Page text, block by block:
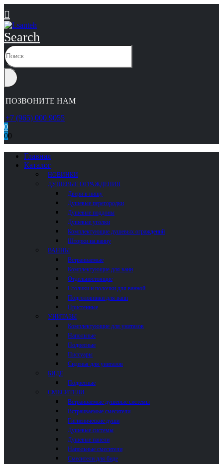
Search
ПОЗВОНИТЕ НАМ
+7 (965) 000 9055
0
00
Главная
Каталог
НОВИНКИ
ДУШЕВЫЕ ОГРАЖДЕНИЯ
Двери в нишу
Душевые перегородки
Душевые поддоны
Душевые уголки
Комплектующие душевых ограждений
Шторки на ванну
ВАННЫ
Встраиваемые
Комплектующие для ванн
Отдельностоящие
Столики и полочки для ванной
Подголовники для ванн
Пристенные
УНИТАЗЫ
Комплектующие для унитазов
Напольные
Подвесные
Писсуары
Сиденья для унитазов
БИДЕ
Подвесные
СМЕСИТЕЛИ
Встраиваемые душевые системы
Встраиваемые смесители
Гигиенические души
Душевые системы
Душевые панели
Напольные смесители
Смесители для биде